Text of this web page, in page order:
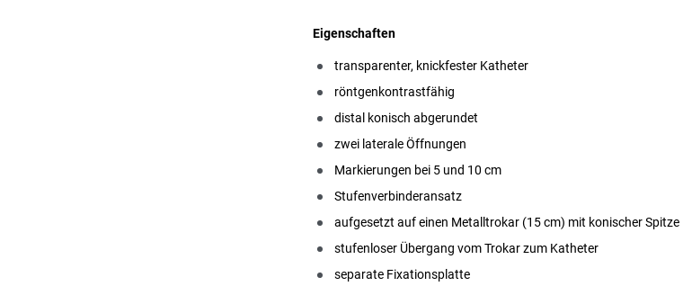
Eigenschaften
transparenter, knickfester Katheter
röntgenkontrastfähig
distal konisch abgerundet
zwei laterale Öffnungen
Markierungen bei 5 und 10 cm
Stufenverbinderansatz
aufgesetzt auf einen Metalltrokar (15 cm) mit konischer Spitze
stufenloser Übergang vom Trokar zum Katheter
separate Fixationsplatte